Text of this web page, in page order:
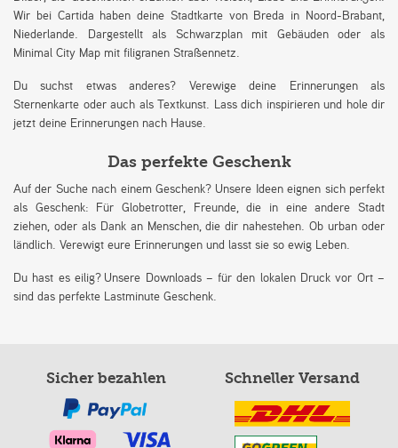
Wir bei Cartida haben deine Stadtkarte von Breda in Noord-Brabant,
Niederlande. Dargestellt als Schwarzplan mit Gebäuden oder als
Minimal City Map mit filigranen Straßennetz.
Du suchst etwas anderes? Verewige deine Erinnerungen als
Sternenkarte oder auch als Textkunst. Lass dich inspirieren und hole dir
jetzt deine Erinnerungen nach Hause.
Das perfekte Geschenk
Auf der Suche nach einem Geschenk? Unsere Ideen eignen sich perfekt
als Geschenk: Für Globetrotter, Freunde, die in eine andere Stadt
ziehen, oder als Dank an Menschen, die dir nahestehen. Ob urban oder
ländlich. Verewigt eure Erinnerungen und lasst sie so ewig Leben.
Du hast es eilig? Unsere Downloads – für den lokalen Druck vor Ort –
sind das perfekte Lastminute Geschenk.
Sicher bezahlen Schneller Versand